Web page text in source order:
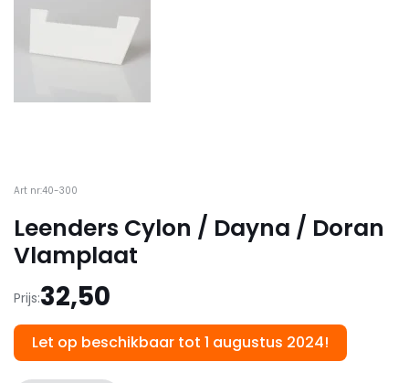
Art nr:40-300
Leenders Cylon / Dayna / Doran
Vlamplaat
Prijs:32,50
Let op beschikbaar tot 1 augustus 2024!